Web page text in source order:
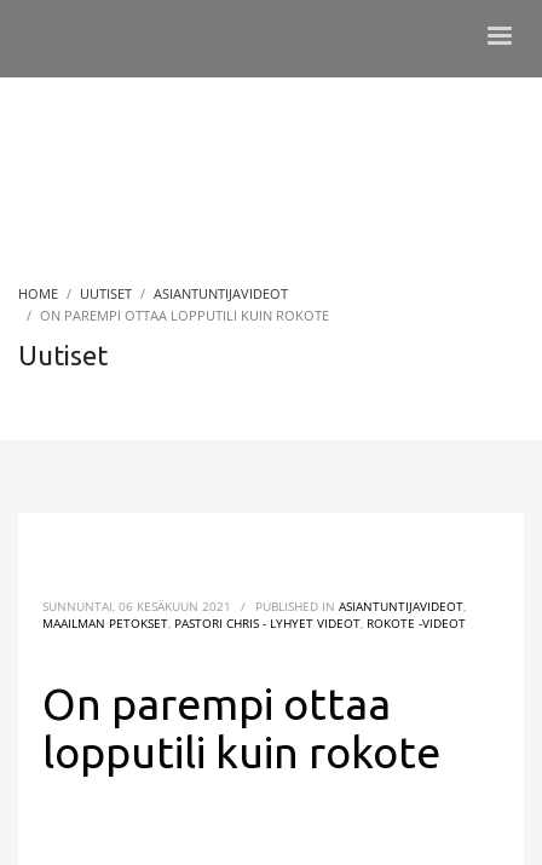
HOME UUTISET
ASIANTUNTIJAVIDEOT
ON PAREMPI OTTAA LOPPUTILI KUIN ROKOTE
Uutiset
SUNNUNTAI, 06 KESÄKUUN 2021 / PUBLISHED IN ASIANTUNTIJAVIDEOT
MAAILMAN PETOKSET PASTORI CHRIS - LYHYET VIDEOT ROKOTE -VIDEOT
On parempi ottaa
lopputili kuin rokote